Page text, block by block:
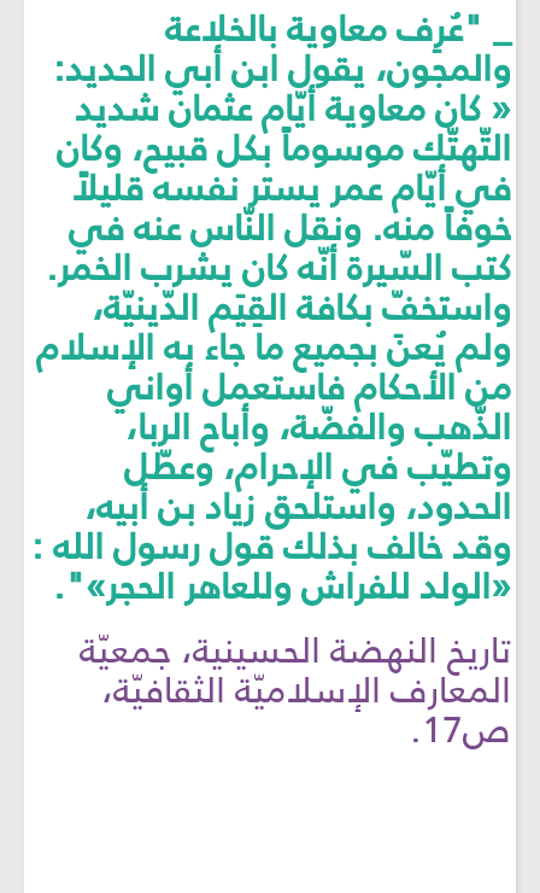
_ "عُرِف معاوية بالخلاعة
والمجون، يقول ابن أبي الحديد:
« كان معاوية أيّام عثمان شديد
التّهتّك موسوماً بكل قبيح، وكان
في أيّام عمر يستر نفسه قليلاً
خوفاً منه. ونقل النّاس عنه في
كتب السّيرة أنّه كان يشرب الخمر.
واستخفّ بكافة القِيَم الدّينيّة،
ولم يُعنَ بجميع ما جاء به الإسلام
من الأحكام فاستعمل أواني
الذّهب والفضّة، وأباح الربا،
وتطيّب في الإحرام، وعطّل
الحدود، واستلحق زياد بن أبيه،
وقد خالف بذلك قول رسول الله :
«الولد للفراش وللعاهر الحجر»".
تاريخ النهضة الحسينية، جمعيّة
المعارف الإسلاميّة الثقافيّة،
ص17.